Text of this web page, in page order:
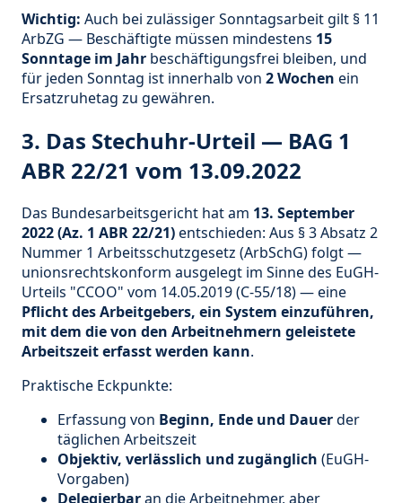
Wichtig: Auch bei zulässiger Sonntagsarbeit gilt § 11
ArbZG — Beschäftigte müssen mindestens 15
Sonntage im Jahr beschäftigungsfrei bleiben, und
für jeden Sonntag ist innerhalb von 2 Wochen ein
Ersatzruhetag zu gewähren.
3. Das Stechuhr-Urteil — BAG 1
ABR 22/21 vom 13.09.2022
Das Bundesarbeitsgericht hat am 13. September
2022 (Az. 1 ABR 22/21)entschieden: Aus § 3 Absatz 2
Nummer 1 Arbeitsschutzgesetz (ArbSchG) folgt —
unionsrechtskonform ausgelegt im Sinne des EuGH-
Urteils "CCOO" vom 14.05.2019 (C-55/18) — eine
Pflicht des Arbeitgebers, ein System einzuführen,
mit dem die von den Arbeitnehmern geleistete
Arbeitszeit erfasst werden kann.
Praktische Eckpunkte:
Erfassung von Beginn, Ende und Dauerder
täglichen Arbeitszeit
Objektiv, verlässlich und zugänglich (EuGH-
Vorgaben)
Delegierbaran die Arbeitnehmer, aber